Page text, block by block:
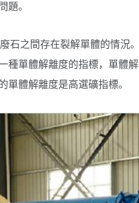
題。
石之間存在裂解單體的情況
種單體解離度的指標，單體
單體解離度是高選礦指標。